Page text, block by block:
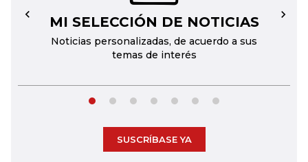
MI SELECCIÓN DE NOTICIAS
Noticias personalizadas, de acuerdo a sus
temas de interés
← →
SUSCRÍBASE YA